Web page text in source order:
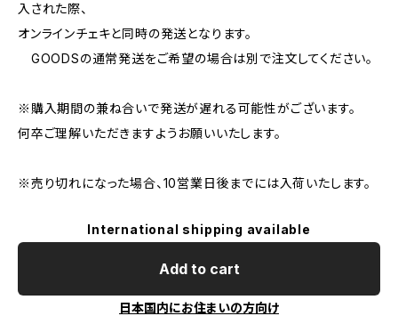
入された際、
オンラインチェキと同時の発送となります。
GOODSの通常発送をご希望の場合は別で注文してください。
※購入期間の兼ね合いで発送が遅れる可能性がございます。
何卒ご理解いただきますようお願いいたします。
※売り切れになった場合、10営業日後までには入荷いたします。
International shipping available
Add to cart
日本国内にお住まいの方向け